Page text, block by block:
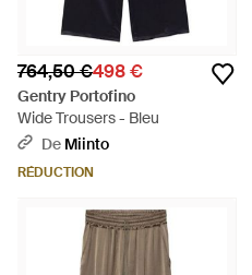
764,50 €498 €
Gentry Portofino
Wide Trousers - Bleu
De Miinto
RÉDUCTION